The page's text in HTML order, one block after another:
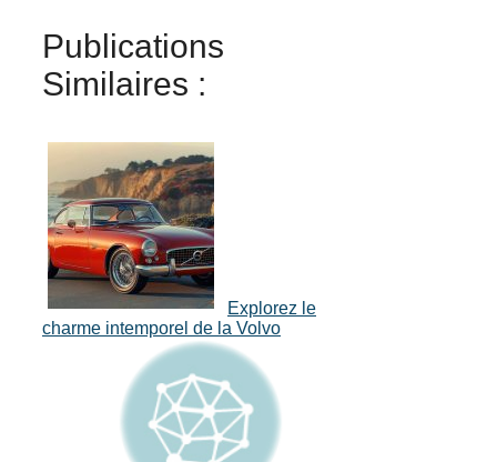
Publications
Similaires :
Explorez le
charme intemporel de la Volvo